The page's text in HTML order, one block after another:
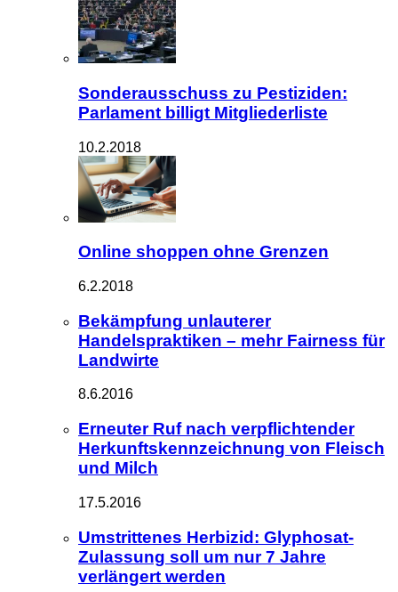
Sonderausschuss zu Pestiziden:
Parlament billigt Mitgliederliste
10.2.2018
Online shoppen ohne Grenzen
6.2.2018
Bekämpfung unlauterer
Handelspraktiken – mehr Fairness für
Landwirte
8.6.2016
Erneuter Ruf nach verpflichtender
Herkunftskennzeichnung von Fleisch
und Milch
17.5.2016
Umstrittenes Herbizid: Glyphosat-
Zulassung soll um nur 7 Jahre
verlängert werden